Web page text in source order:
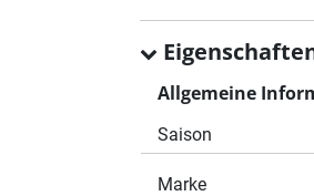
Allgemeine
Saison
Marke